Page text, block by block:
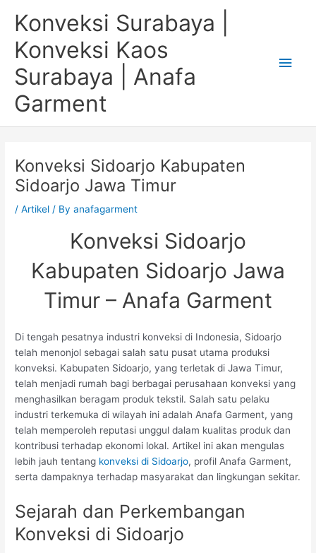
Konveksi Surabaya |
Konveksi Kaos
Surabaya | Anafa
Garment
Konveksi Sidoarjo Kabupaten
Sidoarjo Jawa Timur
/Artikel / Byanafagarment
Konveksi Sidoarjo
Kabupaten Sidoarjo Jawa
Timur – Anafa Garment
Di tengah pesatnya industri konveksi di Indonesia, Sidoarjo
telah menonjol sebagai salah satu pusat utama produksi
konveksi. Kabupaten Sidoarjo, yang terletak di Jawa Timur,
telah menjadi rumah bagi berbagai perusahaan konveksi yang
menghasilkan beragam produk tekstil. Salah satu pelaku
industri terkemuka di wilayah ini adalah Anafa Garment, yang
telah memperoleh reputasi unggul dalam kualitas produk dan
kontribusi terhadap ekonomi lokal. Artikel ini akan mengulas
lebih jauh tentang konveksi di Sidoarjo, profil Anafa Garment,
serta dampaknya terhadap masyarakat dan lingkungan sekitar.
Sejarah dan Perkembangan
Konveksi di Sidoarjo